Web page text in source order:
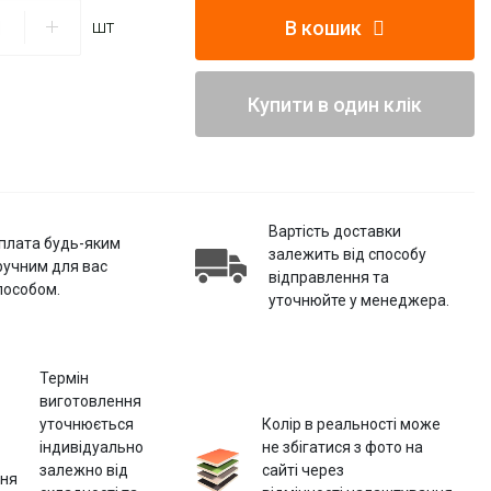
шт В кошик
Купити в один клік
будь-яким
для вас
Вартість доставки
залежить від способу
відправлення та
уточнюйте у менеджера.
Термін
виготовлення
уточнюється
індивідуально
залежно від
Колір в реальності може
не збігатися з фото на
сайті через